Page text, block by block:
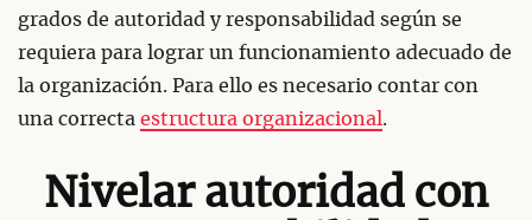
grados de autoridad y responsabilidad según se
requiera para lograr un funcionamiento adecuado de
la organización. Para ello es necesario contar con
una correcta estructura organizacional .
Nivelar autoridad con